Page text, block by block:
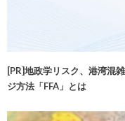
[PR]地政学リスク、港湾混
ジ方法「FFA」とは